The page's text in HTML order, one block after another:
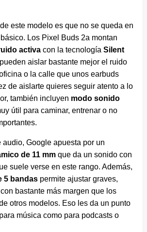
este modelo es que no se queda en
Los Pixel Buds 2a montan
activacon la tecnología Silent
aislar bastante mejor el ruido
o la calle que unos earbuds
de aislarte quieres seguir atento a lo
también incluyen modo sonido
útil para caminar, entrenar o no
audio, Google apuesta por un
de 11 mmque da un sonido con
suele verse en este rango. Además,
5 bandaspermite ajustar graves,
bastante más margen que los
otros modelos. Eso les da un punto
música como para podcasts o